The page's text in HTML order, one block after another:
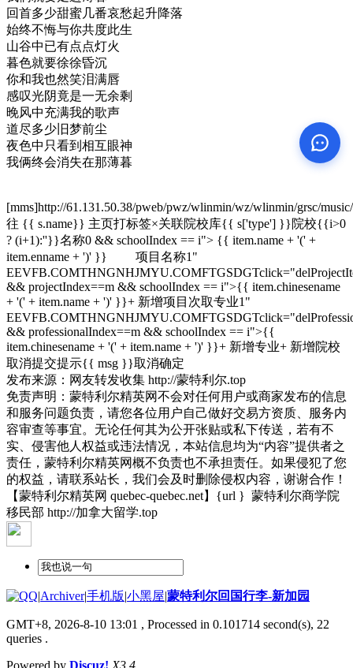
回首多少甜蜜几番哀愁起升降落
始终不悔与你共度此生
山谷中已有点点灯火
暮色就要徐徐昏沉
你和我也然笑泪满唇
感叹光阴竟是一无余剩
晚风中充满我的歌声
道尽多少旧梦前尘
夜色中只看到相互眼神
我俩终会消失在那薄暮
[mms]http://61.131.50.38/pweb/pwz/wlinmin/wz/wlinmin/grsc/
往 {{ s.name}} 主页打标签×关联院校库{{ s['type'] }}院校{{i>0
? (i+1):''}}名称0 && schoolIndex == i"> {{ item.name + '(' +
item.enname + ')' }} 项目名称1"
&& projectIndex==m && schoolIndex == i">{{ item.chinesename
+ '(' + item.name + ')' }}+ 新增项目次取专业1"
&& professionalIndex==m && schoolIndex == i">{{
item.chinesename + '(' + item.name + ')' }}+ 新增专业+ 新增院校
取消提交提示{{ msg }}取消确定
发布来源：网友转发收集 http://蒙特利尔.top
免责声明：蒙特利尔精英网不会对任何用户或商家发布的信息
和服务问题负责，请您各位用户自己做好交易方资质、服务内
容审查等事宜。无论任何其为公开张贴或私下传送，若有不
实、侵害他人权益或违法情况，本站信息均为“内容”提供者之
责任，蒙特利尔精英网概不负责也不承担责任。如果侵犯了您
的权益，请联系站长，我们会及时删除侵权内容，谢谢合作！
【蒙特利尔精英网 quebec-quebec.net】{url } 蒙特利尔商学院
移民部 http://加拿大留学.top
|Archiver|手机版|小黑屋|蒙特利尔回国行李-新加园
GMT+8, 2026-8-10 13:01 , Processed in 0.101714 second(s), 22
queries .
Powered by Discuz! X3.4